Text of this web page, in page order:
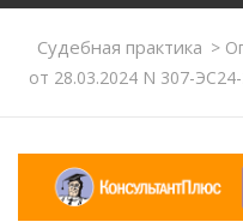
Судебная практика >
от 28.03.2024 N 307-